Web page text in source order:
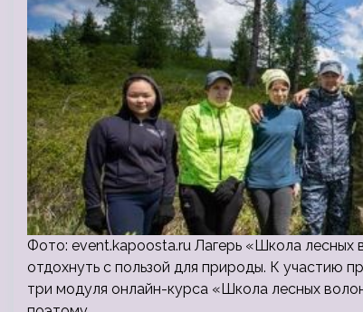
Фото: event.kapoosta.ru Лагерь «Школа
отдохнуть с пользой для природы. К
три модуля онлайн-курса «Школа лесных